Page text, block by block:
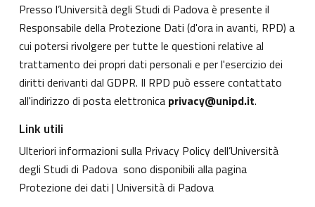
Presso l’Università degli Studi di Padova è presente il
Responsabile della Protezione Dati (d'ora in avanti, RPD) a
cui potersi rivolgere per tutte le questioni relative al
trattamento dei propri dati personali e per l'esercizio dei
diritti derivanti dal GDPR. Il RPD può essere contattato
all'indirizzo di posta elettronica privacy@unipd.it.
Link utili
Ulteriori informazioni sulla Privacy Policy dell’Università
degli Studi di Padova sono disponibili alla pagina
Protezione dei dati | Università di Padova